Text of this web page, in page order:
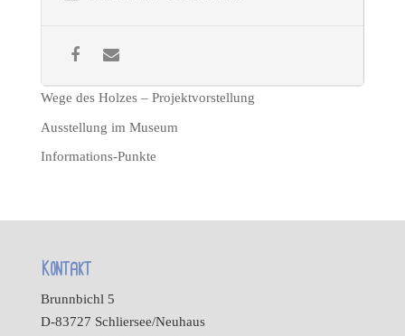
Wege des Holzes – Projektvorstellung
Ausstellung im Museum
Informations-Punkte
Kontakt
Brunnbichl 5
D-83727 Schliersee/Neuhaus